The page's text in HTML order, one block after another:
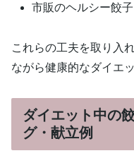
市販のヘルシー餃
これらの工夫を取り入
ながら健康的なダイエ
ダイエット中の
グ・献立例